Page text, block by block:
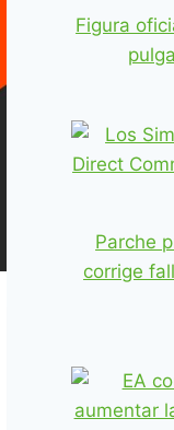
Figura
Parche
corrige